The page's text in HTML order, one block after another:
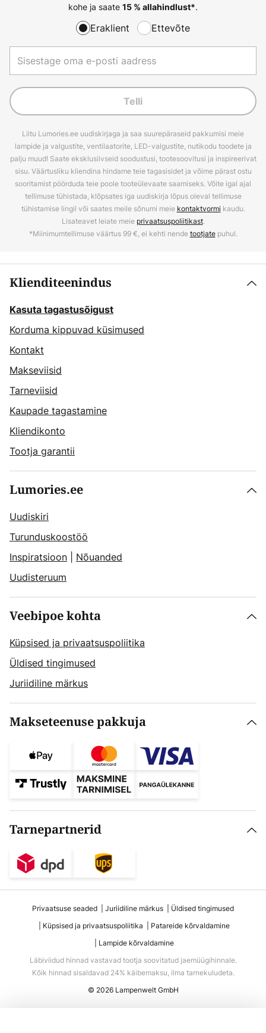
kohe ja saate 15 % allahindlust*.
Eraklient Ettevõte
Telli
Liitu Lumories.ee uudiskirjaga ja saa suurepäraseid pakkumisi meie
lampide ja valgustite, ventilaatorite, LED-valgustite, nutikodu toodete ja
palju muud! Saate eksklusiivseid soodustusi, tootesoovitusi ja inspireerivat
sisu. Väärtusliku kliendina hindame teie tagasisidet ja võime pärast ostu
sooritamist pöörduda teie poole tooteülevaate saamiseks. Võite igal ajal
tellimuse tühistada, klõpsates iga uudiskirja lõpus oleval tellimuse
tühistamise lingil või saates meile sõnumi meie kontaktvormi kaudu.
Lisateavet leiate meie privaatsuspoliitikast.
*Miinimumtellimuse väärtus 99 €, ei kehti nendetootjatepuhul.
Klienditeenindus
Kasuta tagastusõigust
Korduma kippuvad küsimused
Kontakt
Makseviisid
Tarneviisid
Kaupade tagastamine
Kliendikonto
Tootja garantii
Lumories.ee
Uudiskiri
Turunduskoostöö
Inspiratsioon
Nõuanded
Uudisteruum
Veebipoe kohta
Küpsised ja privaatsuspoliitika
Üldised tingimused
Juriidiline märkus
Makseteenuse pakkuja
Tarnepartnerid
Privaatsuse seaded Juriidiline märkus
Üldised tingimused
Küpsised ja privaatsuspoliitika
Patareide kõrvaldamine
Lampide kõrvaldamine
Läbiviidud hinnad vastavad tootja soovitatud jaemüügihinnale.
Kõik hinnad sisaldavad 24% käibemaksu, ilma tarnekuludeta.
© 2026 Lampenwelt GmbH